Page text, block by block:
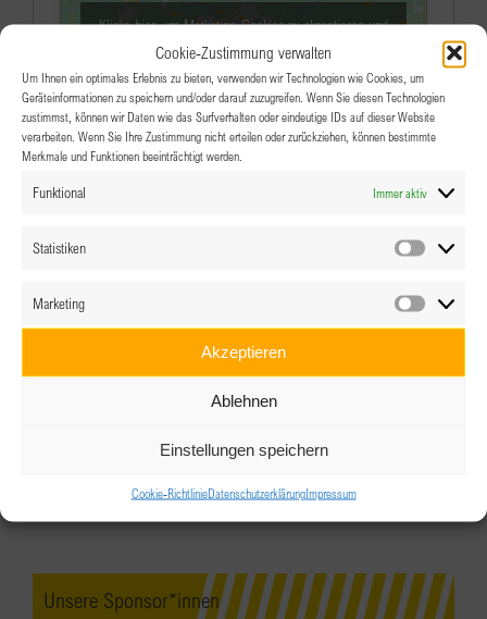
Cookie-Zustimmung verwalten
Um Ihnen ein optimales Erlebnis zu bieten, verwenden wir Technologien wie Cookies, um
Geräteinformationen zu speichern und/oder darauf zuzugreifen. Wenn Sie diesen Technologien
zustimmst, können wir Daten wie das Surfverhalten oder eindeutige IDs auf dieser Website
verarbeiten. Wenn Sie Ihre Zustimmung nicht erteilen oder zurückziehen, können bestimmte
Merkmale und Funktionen beeinträchtigt werden.
Funktional Immer aktiv
Statistiken
Marketing
Akzeptieren
Ablehnen
Einstellungen speichern
Cookie-RichtlinieDatenschutzerklärungImpressum
Klicke hier, um Marketing-Cookies zu akzeptieren und
diesen Inhalt zu aktivieren
Hinweis
Datum
Unsere Sponsor*innen